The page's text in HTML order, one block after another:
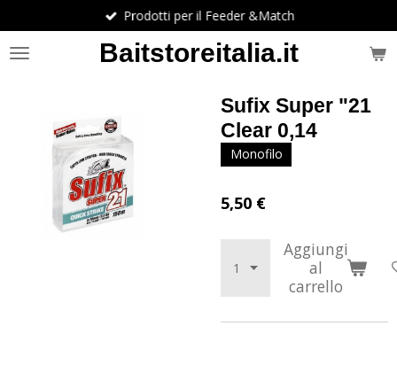
al
contenuto
Baitstoreitalia.it
Prodotti per il Feeder &Match
Sufix Super "21
Clear 0,14
Monofilo
5,50 €
Aggiungi
al
carrello